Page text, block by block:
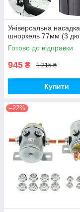
Універсальна
шноркель 77мм (3
Готово до відправки
945 ₴ 1 215 ₴
Купити
–22%